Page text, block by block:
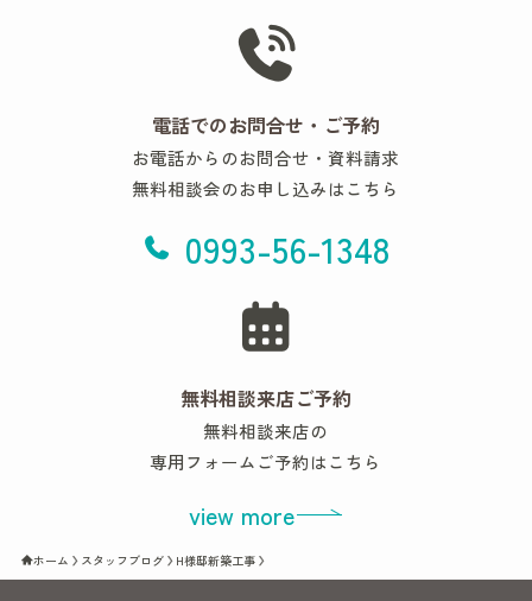
電話でのお問合せ・ご予約
お電話からのお問合せ・資料請求
無料相談会のお申し込みはこちら
0993-56-1348
無料相談来店ご予約
無料相談来店の
専用フォームご予約はこちら
view more
ホーム スタッフブログ H様邸新築工事